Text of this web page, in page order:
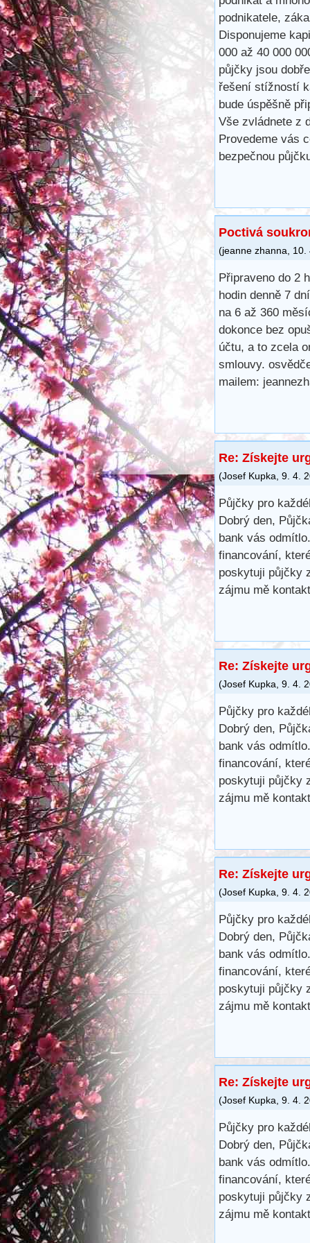
podnikatele,
Disponujeme
000 až 40 000
půjčky jsou
řešení stížností
bude úspěšně
Vše zvládnete z
Provedeme vás
bezpečnou
Poctivá
(jeanne zhanna 10.
Připraveno do 2
hodin denně 7
na 6 až 360
dokonce bez
účtu, a to zcela
smlouvy.
mailem:
Re: Získejte
(Josef Kupka 9. 4.
Půjčky pro
Dobrý den,
bank vás
financování,
poskytuji půjčky
zájmu mě
Re: Získejte
(Josef Kupka 9. 4.
Půjčky pro
Dobrý den,
bank vás
financování,
poskytuji půjčky
zájmu mě
Re: Získejte
(Josef Kupka 9. 4.
Půjčky pro
Dobrý den,
bank vás
financování,
poskytuji půjčky
zájmu mě
Re: Získejte
(Josef Kupka 9. 4.
Půjčky pro
Dobrý den,
bank vás
financování,
poskytuji půjčky
zájmu mě